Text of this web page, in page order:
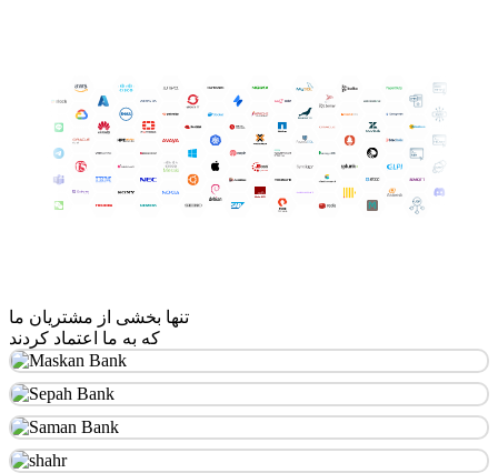
تنها بخشی از مشتریان ما
که به ما اعتماد کردند